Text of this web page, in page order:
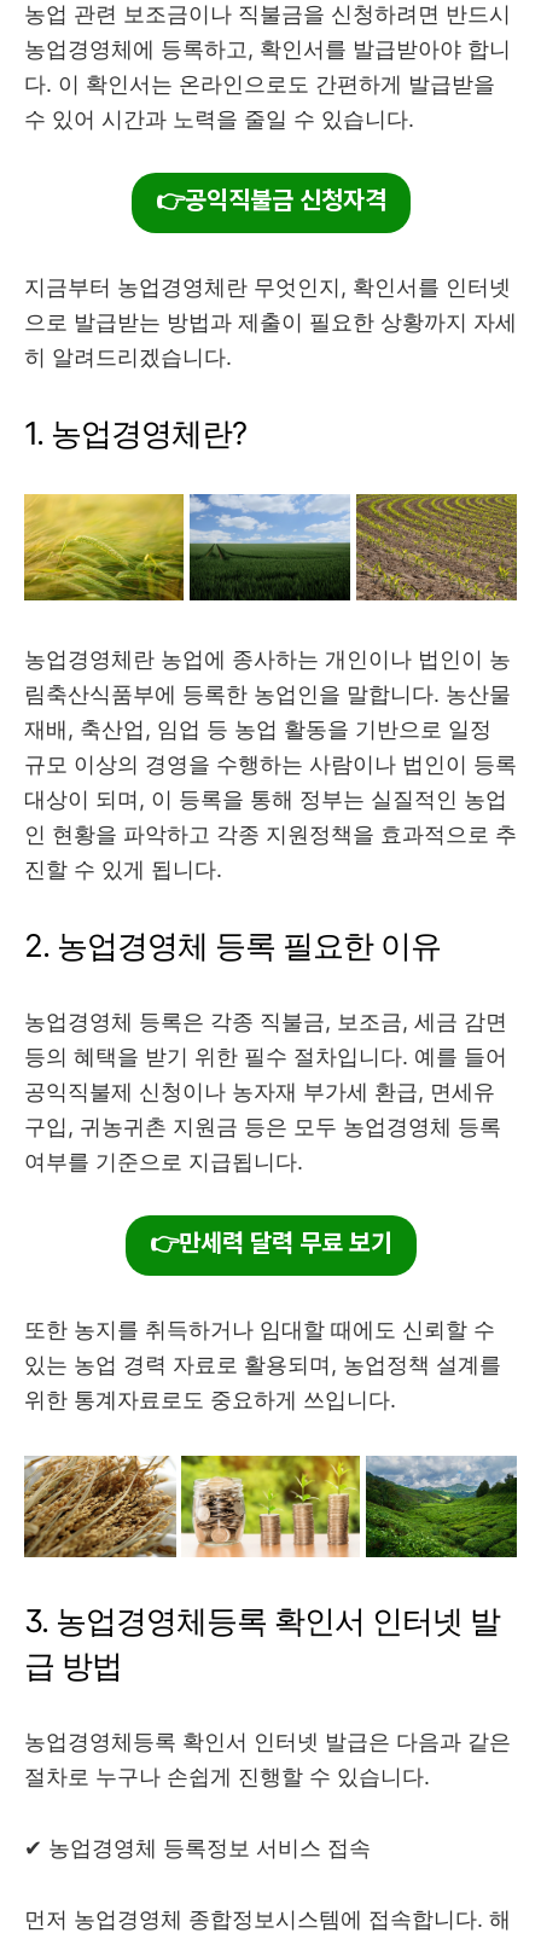
농업 관련 보조금이나 직불금을 신청하려면 반드시
농업경영체에 등록하고, 확인서를 발급받아야 합니
다. 이 확인서는 온라인으로도 간편하게 발급받을
수 있어 시간과 노력을 줄일 수 있습니다.
👉공익직불금 신청자격
지금부터 농업경영체란 무엇인지, 확인서를 인터넷
으로 발급받는 방법과 제출이 필요한 상황까지 자세
히 알려드리겠습니다.
1. 농업경영체란?
농업경영체란 농업에 종사하는 개인이나 법인이 농
림축산식품부에 등록한 농업인을 말합니다. 농산물
재배, 축산업, 임업 등 농업 활동을 기반으로 일정
규모 이상의 경영을 수행하는 사람이나 법인이 등록
대상이 되며, 이 등록을 통해 정부는 실질적인 농업
인 현황을 파악하고 각종 지원정책을 효과적으로 추
진할 수 있게 됩니다.
2. 농업경영체 등록 필요한 이유
농업경영체 등록은 각종 직불금, 보조금, 세금 감면
등의 혜택을 받기 위한 필수 절차입니다. 예를 들어
공익직불제 신청이나 농자재 부가세 환급, 면세유
구입, 귀농귀촌 지원금 등은 모두 농업경영체 등록
여부를 기준으로 지급됩니다.
👉만세력 달력 무료 보기
또한 농지를 취득하거나 임대할 때에도 신뢰할 수
있는 농업 경력 자료로 활용되며, 농업정책 설계를
위한 통계자료로도 중요하게 쓰입니다.
3. 농업경영체등록 확인서 인터넷 발
급 방법
농업경영체등록 확인서 인터넷 발급은 다음과 같은
절차로 누구나 손쉽게 진행할 수 있습니다.
✔ 농업경영체 등록정보 서비스 접속
먼저 농업경영체 종합정보시스템에 접속합니다. 해